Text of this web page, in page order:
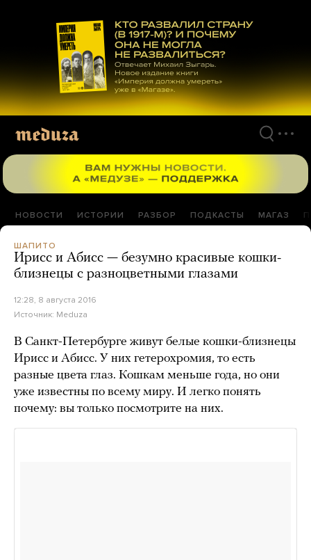
материалам
НОВОСТИ ИСТОРИИ РАЗБОР ПОДКАСТЫ МАГАЗ
ШАПИТО
Ирисс и Абисс — безумно красивые кошки-
близнецы с разноцветными глазами
12:28, 8 августа 2016
Источник: Meduza
В Санкт-Петербурге живут белые кошки-близнецы
Ирисс и Абисс. У них гетерохромия, то есть
разные цвета глаз. Кошкам меньше года, но они
уже известны по всему миру. И легко понять
почему: вы только посмотрите на них.